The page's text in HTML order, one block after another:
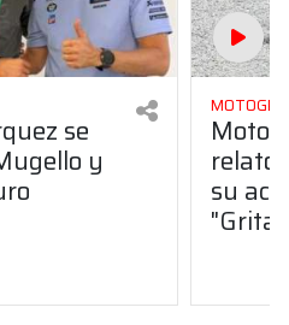
se
y
MOTOGP
relato
su